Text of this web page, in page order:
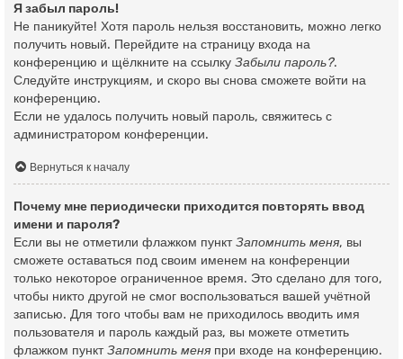
Я забыл пароль!
Не паникуйте! Хотя пароль нельзя восстановить, можно легко
получить новый. Перейдите на страницу входа на
конференцию и щёлкните на ссылку Забыли пароль?.
Следуйте инструкциям, и скоро вы снова сможете войти на
конференцию.
Если не удалось получить новый пароль, свяжитесь с
администратором конференции.
Вернуться к началу
Почему мне периодически приходится повторять ввод
имени и пароля?
Если вы не отметили флажком пунктЗапомнить меня, вы
сможете оставаться под своим именем на конференции
только некоторое ограниченное время. Это сделано для того,
чтобы никто другой не смог воспользоваться вашей учётной
записью. Для того чтобы вам не приходилось вводить имя
пользователя и пароль каждый раз, вы можете отметить
флажком пунктЗапомнить меня при входе на конференцию.